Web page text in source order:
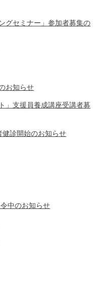
グセミナー」参加者募集の
お知らせ
」支援員養成講座受講者募
診開始のお知らせ
中のお知らせ